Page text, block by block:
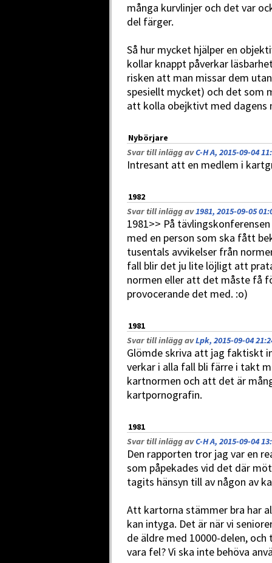
många kurvlinjer och det var
del färger.
Så hur mycket hjälper en
kollar knappt påverkar
risken att man missar dem
spesiellt mycket) och det som
att kolla obejktivt med dagens
Nybörjare
Svar till inlägg avC-H A, 2015-09-04
Intresant att en medlem i
1982
Svar till inlägg av1981, 2015-09-05
1981>> På
med en person som ska fått
tusentals avvikelser från
fall blir det ju lite löjligt att
normen eller att det måste få
provocerande det med. :o)
1981
Svar till inlägg avLpk, 2015-09-04
Glömde skriva att jag faktiskt
verkar i alla fall bli färre i takt
kartnormen och att det är
kartpornografin.
1981
Svar till inlägg avC-H A, 2015-09-04
Den rapporten tror jag var en
som påpekades vid det där
tagits hänsyn till av någon av
Att kartorna stämmer bra har
kan intyga. Det är när vi
de äldre med 10000-delen,
vara fel? Vi ska inte behöva